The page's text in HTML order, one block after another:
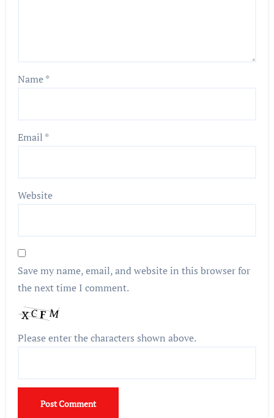
Name*
Email *
Website
Save my name, email, and website in this browser for
the next time I comment.
Please enter the characters shown above.